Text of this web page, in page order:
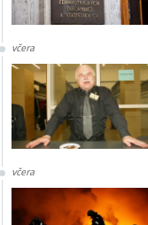
včera
včera